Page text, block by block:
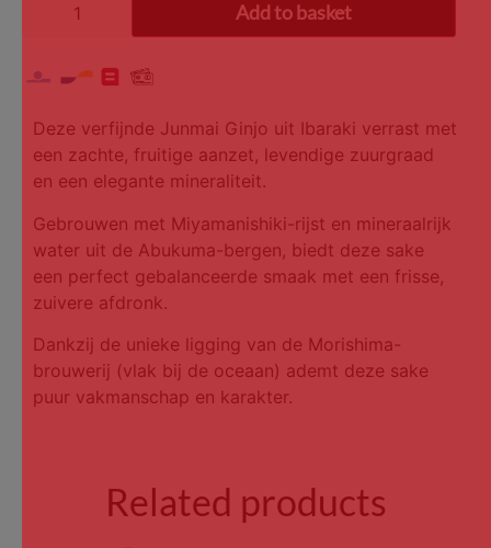
Add to basket
Deze verfijnde Junmai Ginjo uit Ibaraki verrast met
een zachte, fruitige aanzet, levendige zuurgraad
en een elegante mineraliteit.
Gebrouwen met Miyamanishiki-rijst en mineraalrijk
water uit de Abukuma-bergen, biedt deze sake
een perfect gebalanceerde smaak met een frisse,
zuivere afdronk.
Dankzij de unieke ligging van de Morishima-
brouwerij (vlak bij de oceaan) ademt deze sake
puur vakmanschap en karakter.
Related products